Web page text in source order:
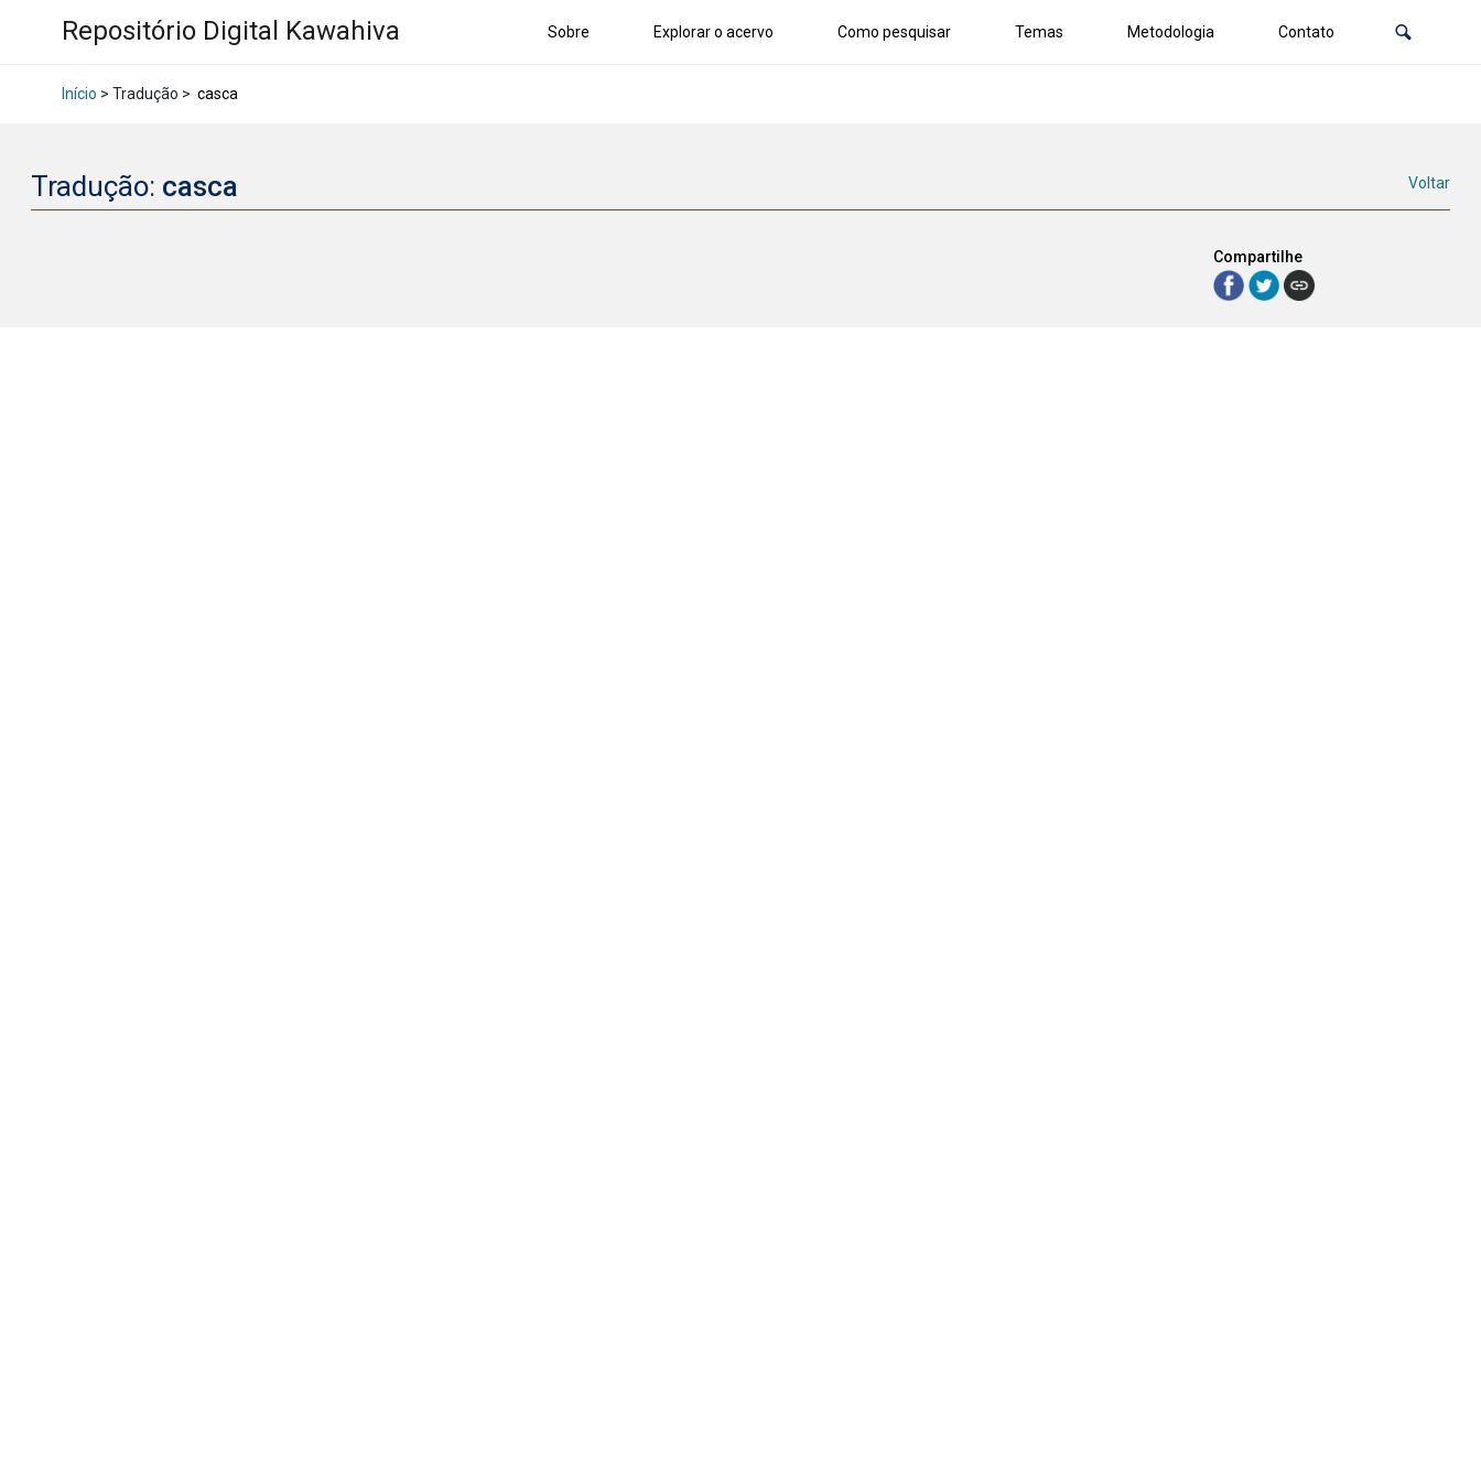
Repositório Digital Kawahiva Sobre Explorar o acervo Como pesquisar Temas Metodologia Contato
Início > Tradução > casca
Tradução: casca Voltar
Compartilhe